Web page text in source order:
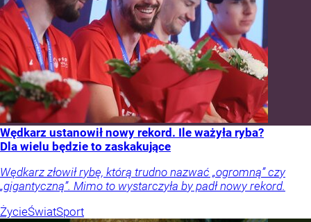
Wędkarz ustanowił nowy rekord. Ile ważyła ryba?
Dla wielu będzie to zaskakujące
Wędkarz złowił rybę, którą trudno nazwać „ogromną” czy
„gigantyczną”. Mimo to wystarczyła by padł nowy rekord.
ŻycieŚwiatSport